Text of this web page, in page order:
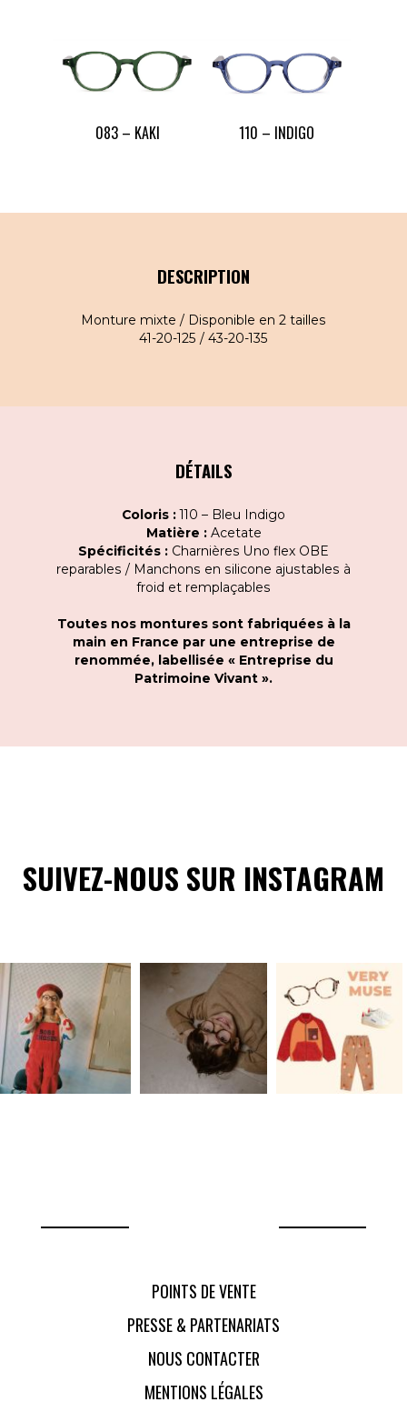
083 – KAKI 110 – INDIGO
DESCRIPTION
Monture mixte / Disponible en 2 tailles
41-20-125 / 43-20-135
DÉTAILS
Coloris :110 – Bleu Indigo
Matière : Acetate
Spécificités : Charnières Uno flex OBE
reparables / Manchons en silicone ajustables à
froid et remplaçables
Toutes nos montures sont fabriquées à la
main en France par une entreprise de
renommée, labellisée « Entreprise du
Patrimoine Vivant ».
SUIVEZ-NOUS SUR INSTAGRAM
POINTS DE VENTE
PRESSE & PARTENARIATS
NOUS CONTACTER
MENTIONS LÉGALES